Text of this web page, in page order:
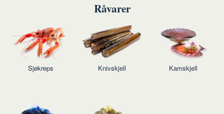
Råvarer
Sjøkreps Knivskjell Kamskjell